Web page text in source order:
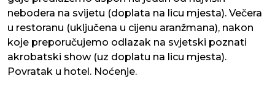
nebodera na svijetu (doplata na licu mjesta). Večera
u restoranu (uključena u cijenu aranžmana), nakon
koje preporučujemo odlazak na svjetski poznati
akrobatski show (uz doplatu na licu mjesta).
Povratak u hotel. Noćenje.